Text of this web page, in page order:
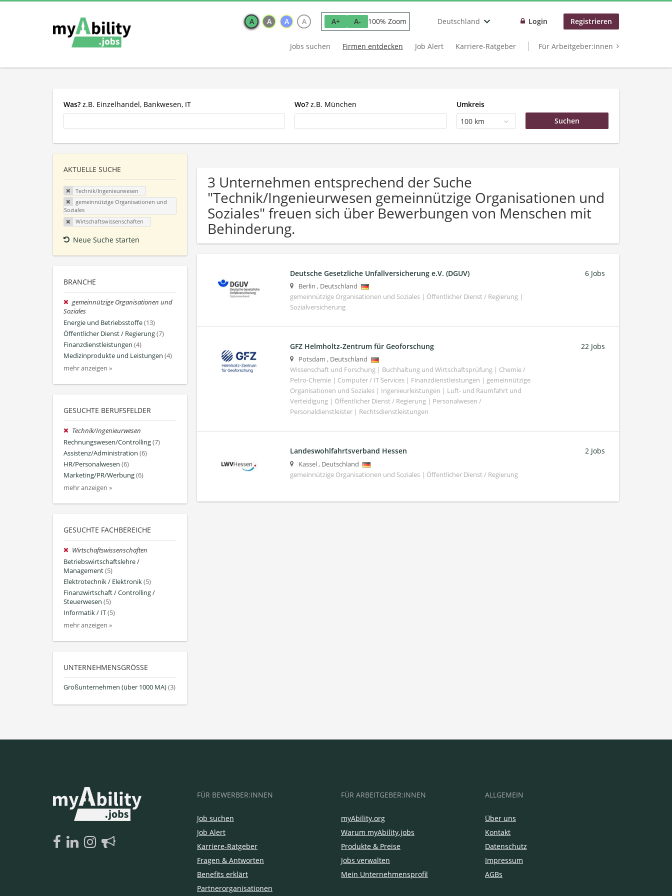
A A A A A+ A- 100% Zoom Deutschland Login Registrieren
Jobs suchen Firmen entdecken Job Alert Karriere-Ratgeber Für Arbeitgeber:innen
Was? z.B. Einzelhandel, Bankwesen, IT Wo? z.B. München
Umkreis
100 km
AKTUELLE SUCHE
Technik/Ingenieurwesen
gemeinnützige Organisationen und
Soziales
Wirtschaftswissenschaften
Neue Suche starten
BRANCHE
gemeinnützige Organisationen und
Soziales
Energie und Betriebsstoffe(13)
Öffentlicher Dienst / Regierung(7)
Finanzdienstleistungen (4)
Medizinprodukte und Leistungen (4)
mehr anzeigen »
GESUCHTE BERUFSFELDER
Technik/Ingenieurwesen
Rechnungswesen/Controlling(7)
Assistenz/Administration (6)
HR/Personalwesen (6)
Marketing/PR/Werbung(6)
mehr anzeigen »
GESUCHTE FACHBEREICHE
Wirtschaftswissenschaften
Betriebswirtschaftslehre /
Management(5)
Elektrotechnik / Elektronik(5)
Finanzwirtschaft / Controlling /
Steuerwesen (5)
Informatik / IT(5)
mehr anzeigen »
UNTERNEHMENSGRÖSSE
Großunternehmen (über 1000 MA)(3)
3 Unternehmen entsprechend der Suche
"Technik/Ingenieurwesen gemeinnützige Organisationen und
Soziales" freuen sich über Bewerbungen von Menschen mit
Behinderung.
Deutsche Gesetzliche Unfallversicherung e.V. (DGUV)
Berlin , Deutschland
gemeinnützige Organisationen und Soziales | Öffentlicher Dienst / Regierung |
Sozialversicherung
6 Jobs
GFZ Helmholtz-Zentrum für Geoforschung
Potsdam , Deutschland
Wissenschaft und Forschung | Buchhaltung und Wirtschaftsprüfung | Chemie /
Petro-Chemie | Computer / IT Services | Finanzdienstleistungen | gemeinnützige
Organisationen und Soziales | Ingenieurleistungen | Luft- und Raumfahrt und
Verteidigung | Öffentlicher Dienst / Regierung | Personalwesen /
Personaldienstleister | Rechtsdienstleistungen
22 Jobs
Landeswohlfahrtsverband Hessen
Kassel, Deutschland
gemeinnützige Organisationen und Soziales | Öffentlicher Dienst / Regierung
2 Jobs
FÜR BEWERBER:INNEN
Job suchen
Job Alert
Karriere-Ratgeber
Fragen & Antworten
Benefits erklärt
Partnerorganisationen
FÜR ARBEITGEBER:INNEN
myAbility.org
Warum myAbility.jobs
Produkte & Preise
Jobs verwalten
Mein Unternehmensprofil
ALLGEMEIN
Über uns
Kontakt
Datenschutz
Impressum
AGBs